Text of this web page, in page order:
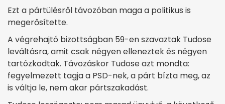
Ezt a pártülésről távozóban maga a politikus is
megerősítette.
A végrehajtó bizottságban 59-en szavaztak Tudose
leváltásra, amit csak négyen elleneztek és négyen
tartózkodtak. Távozáskor Tudose azt mondta:
fegyelmezett tagja a PSD-nek, a párt bízta meg, az
is váltja le, nem akar pártszakadást.